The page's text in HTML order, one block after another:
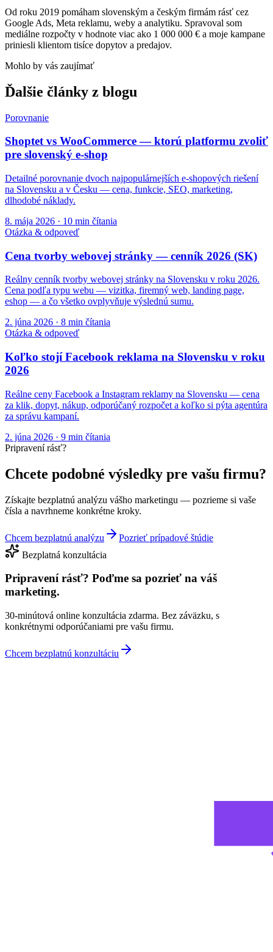
Od roku 2019 pomáham slovenským a českým firmám rásť cez
Google Ads, Meta reklamu, weby a analytiku. Spravoval som
mediálne rozpočty v hodnote viac ako 1 000 000 € a moje kampane
priniesli klientom tisíce dopytov a predajov.
Mohlo by vás zaujímať
Ďalšie články z blogu
Porovnanie
Shoptet vs WooCommerce — ktorú platformu zvoliť
pre slovenský e-shop
Detailné porovnanie dvoch najpopulárnejších e-shopových riešení
na Slovensku a v Česku — cena, funkcie, SEO, marketing,
dlhodobé náklady.
8. mája 2026 · 10 min čítania
Otázka & odpoveď
Cena tvorby webovej stránky — cenník 2026 (SK)
Reálny cenník tvorby webovej stránky na Slovensku v roku 2026.
Cena podľa typu webu — vizitka, firemný web, landing page,
eshop — a čo všetko ovplyvňuje výslednú sumu.
2. júna 2026 · 8 min čítania
Otázka & odpoveď
Koľko stojí Facebook reklama na Slovensku v roku
2026
Reálne ceny Facebook a Instagram reklamy na Slovensku — cena
za klik, dopyt, nákup, odporúčaný rozpočet a koľko si pýta agentúra
za správu kampaní.
2. júna 2026 · 9 min čítania
Pripravení rásť?
Chcete podobné výsledky pre vašu firmu?
Získajte bezplatnú analýzu vášho marketingu — pozrieme si vaše
čísla a navrhneme konkrétne kroky.
Chcem bezplatnú analýzu
Pozrieť prípadové štúdie
Bezplatná konzultácia
Pripravení rásť? Poďme sa pozrieť na váš
marketing.
30-minútová online konzultácia zdarma. Bez záväzku, s
konkrétnymi odporúčaniami pre vašu firmu.
Chcem bezplatnú konzultáciu